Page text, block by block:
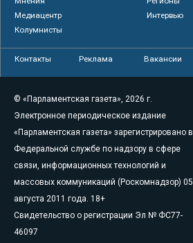
Медиацентр
Интервью
Колумнисты
Контакты Реклама Вакансии
© «Парламентская газета», 2026 г.
Электронное периодическое издание
«Парламентская газета» зарегистрировано в
Федеральной службе по надзору в сфере
связи, информационных технологий и
массовых коммуникаций (Роскомнадзор) 05
августа 2011 года. 18+
Свидетельство о регистрации Эл № ФС77-
46097